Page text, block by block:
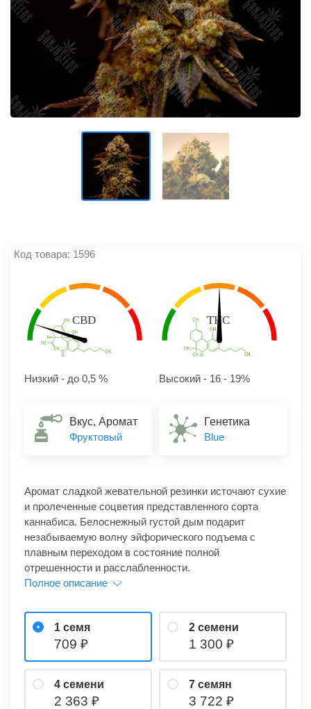
Код товара: 1596
Низкий - до 0,5 % Высокий - 16 - 19%
Вкус, Аромат
Фруктовый
Генетика
Blue
Аромат сладкой жевательной резинки источают сухие
и пролеченные соцветия представленного сорта
каннабиса. Белоснежный густой дым подарит
незабываемую волну эйфорического подъема с
плавным переходом в состояние полной
отрешенности и расслабленности.
Полное описание
1 семя
709
2 семени
1 300
4 семени
2 363
7 семян
3 722